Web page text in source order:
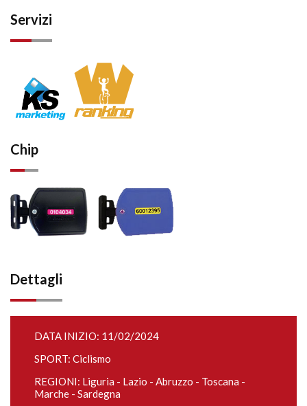
Servizi
Chip
Dettagli
DATA INIZIO: 11/02/2024
SPORT: Ciclismo
REGIONI: Liguria - Lazio - Abruzzo - Toscana -
Marche - Sardegna